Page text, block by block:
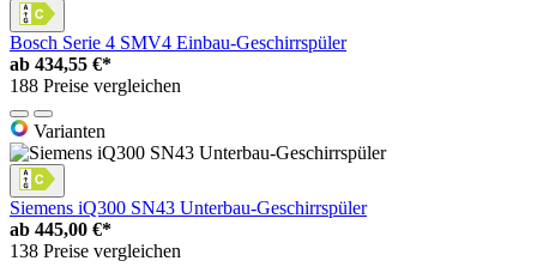
Bosch Serie 4 SMV4 Einbau-Geschirrspüler
ab 434,55 €*
188 Preise vergleichen
Varianten
Siemens iQ300 SN43 Unterbau-Geschirrspüler
ab 445,00 €*
138 Preise vergleichen